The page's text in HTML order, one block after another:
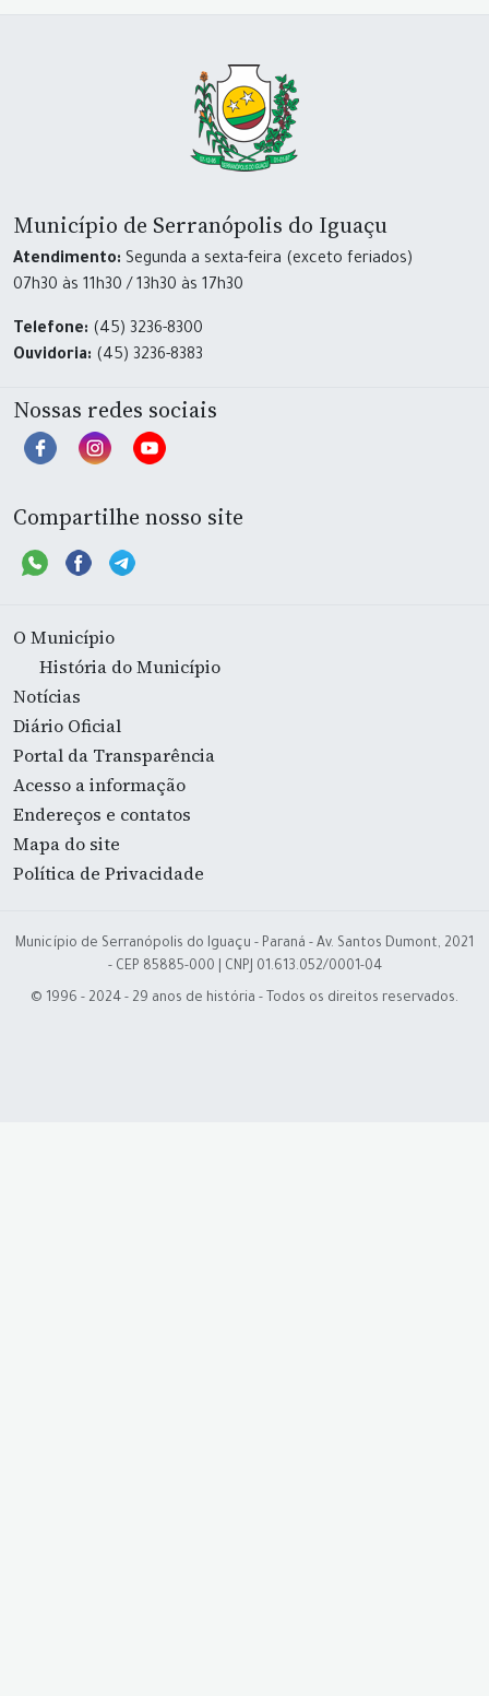
Município de Serranópolis do Iguaçu
Atendimento: Segunda a sexta-feira (exceto feriados)
07h30 às 11h30 / 13h30 às 17h30
Telefone: (45) 3236-8300
Ouvidoria: (45) 3236-8383
Nossas redes sociais
Compartilhe nosso site
O Município
História do Município
Notícias
Diário Oficial
Portal da Transparência
Acesso a informação
Endereços e contatos
Mapa do site
Política de Privacidade
Município de Serranópolis do Iguaçu - Paraná - Av. Santos Dumont, 2021
- CEP 85885-000 | CNPJ 01.613.052/0001-04
© 1996 - 2024 - 29 anos de história - Todos os direitos reservados.